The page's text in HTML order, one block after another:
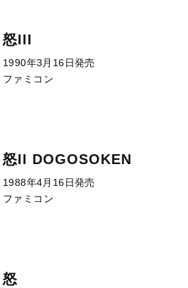
怒III
1990年3月16日発売
ファミコン
怒II DOGOSOKEN
1988年4月16日発売
ファミコン
怒